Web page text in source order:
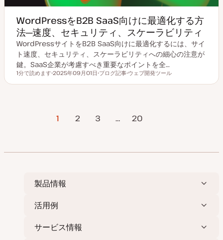
WordPressをB2B SaaS向けに最適化する方
法─速度、セキュリティ、スケーラビリティ
WordPressサイトをB2B SaaS向けに最適化するには、サイ
ト速度、セキュリティ、スケーラビリティへの細心の注意が
鍵。SaaS企業が考慮すべき重要なポイントを全…
読むのにかかる時間
1分で読めます
新
2025年09月01日
稿
ブログ記事
ピ
ウェブ開発ツール
ペ
1 2 3 … 20
次のページ
製品情報
活用例
サービス情報